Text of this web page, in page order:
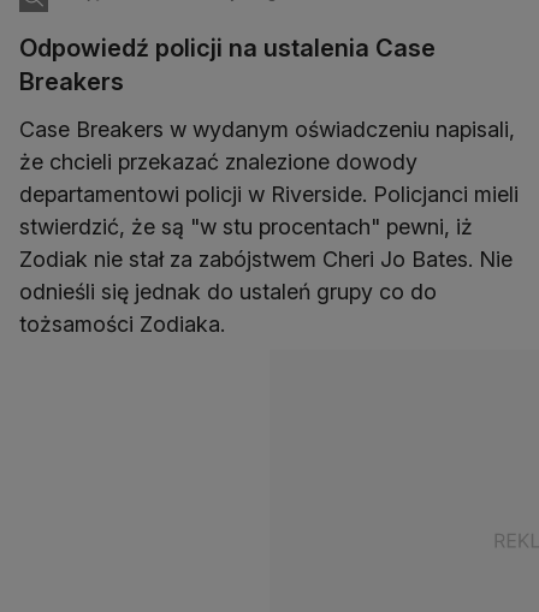
Odpowiedź policji na ustalenia Case
Breakers
Case Breakers w wydanym oświadczeniu napisali,
że chcieli przekazać znalezione dowody
departamentowi policji w Riverside. Policjanci mieli
stwierdzić, że są "w stu procentach" pewni, iż
Zodiak nie stał za zabójstwem Cheri Jo Bates. Nie
odnieśli się jednak do ustaleń grupy co do
tożsamości Zodiaka.